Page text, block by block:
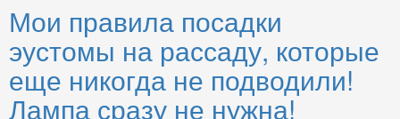
Мои правила посадки
эустомы на рассаду, которые
еще никогда не подводили!
Лампа сразу не нужна!